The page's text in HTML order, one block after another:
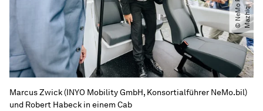
o
i
Marcus Zwick (INYO Mobility GmbH, Konsortialführer NeMo.bil)
und Robert Habeck in einem Cab